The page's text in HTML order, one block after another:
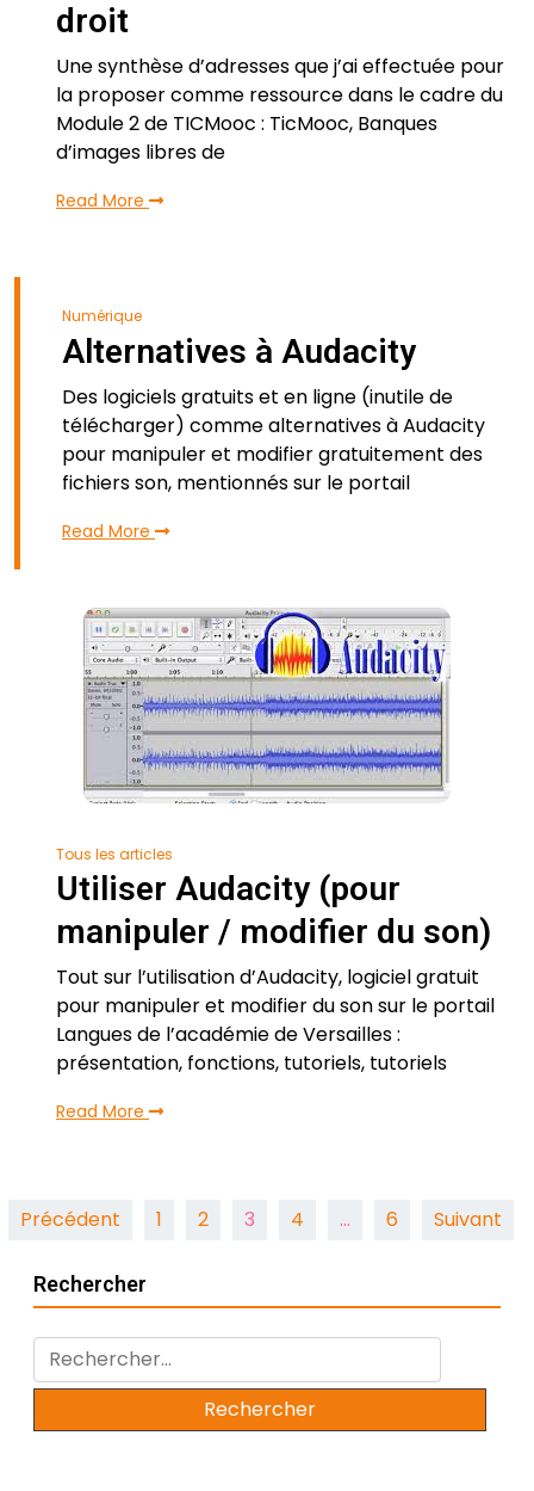
droit
Une synthèse d’adresses que j’ai effectuée pour
la proposer comme ressource dans le cadre du
Module 2 de TICMooc : TicMooc, Banques
d’images libres de
Read More
Numérique
Alternatives à Audacity
Des logiciels gratuits et en ligne (inutile de
télécharger) comme alternatives à Audacity
pour manipuler et modifier gratuitement des
fichiers son, mentionnés sur le portail
Read More
Tous les articles
Utiliser Audacity (pour
manipuler / modifier du son)
Tout sur l’utilisation d’Audacity, logiciel gratuit
pour manipuler et modifier du son sur le portail
Langues de l’académie de Versailles :
présentation, fonctions, tutoriels, tutoriels
Read More
Pagination
publications
Précédent 1 2 3 4 … 6 Suivant
Rechercher
Rechercher :